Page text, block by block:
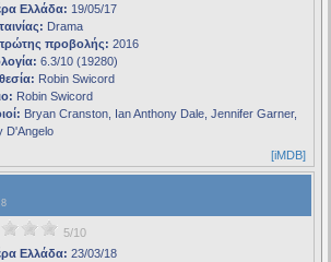
Ελλάδα: 19/05/17
Drama
προβολής: 2016
6.3/10 (19280)
Robin Swicord
Robin Swicord
Bryan Cranston, Ian Anthony Dale, Jennifer Garner,
D'Angelo
[iMDB]
5/10
Ελλάδα: 23/03/18